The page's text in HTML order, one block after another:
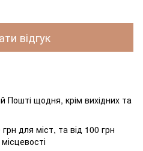
відгук
Пошті щодня, крім вихідних та
для міст, та від 100 грн